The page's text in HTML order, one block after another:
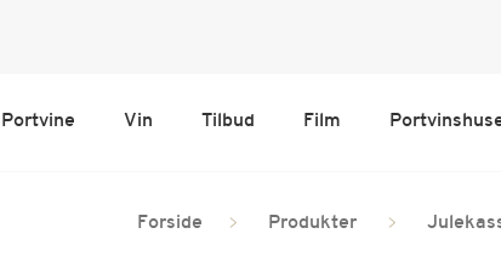
Portvine Vin Tilbud Film
Forside Produkter